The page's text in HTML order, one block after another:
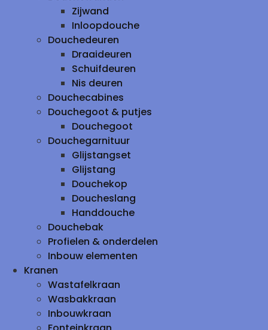
Zijwand
Inloopdouche
Douchedeuren
Draaideuren
Schuifdeuren
Nis deuren
Douchecabines
Douchegoot & putjes
Douchegoot
Douchegarnituur
Glijstangset
Glijstang
Douchekop
Doucheslang
Handdouche
Douchebak
Profielen & onderdelen
Inbouw elementen
Kranen
Wastafelkraan
Wasbakkraan
Inbouwkraan